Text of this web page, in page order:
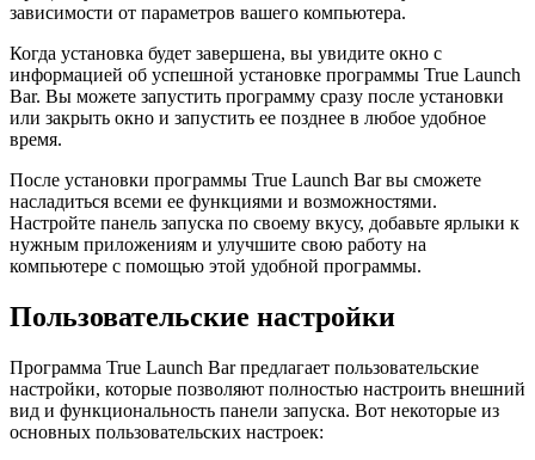
зависимости от параметров вашего компьютера.
Когда установка будет завершена, вы увидите окно с
информацией об успешной установке программы True Launch
Bar. Вы можете запустить программу сразу после установки
или закрыть окно и запустить ее позднее в любое удобное
время.
После установки программы True Launch Bar вы сможете
насладиться всеми ее функциями и возможностями.
Настройте панель запуска по своему вкусу, добавьте ярлыки к
нужным приложениям и улучшите свою работу на
компьютере с помощью этой удобной программы.
Пользовательские настройки
Программа True Launch Bar предлагает пользовательские
настройки, которые позволяют полностью настроить внешний
вид и функциональность панели запуска. Вот некоторые из
основных пользовательских настроек: